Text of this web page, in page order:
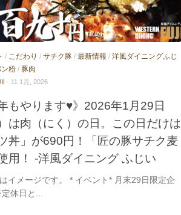
/ こだわり / サチク豚 / 最新情報 / 洋風ダイニングふじ
粉 / 豚肉
· 11 1月, 2026
年もやります♥》2026年1月29日
）は肉（にく）の日。この日だけは
ツ丼」が690円！「匠の豚サチク麦
用！ -洋風ダイニング ふじい
イメージです。 * イベント* 月末29日限定企
休日と...